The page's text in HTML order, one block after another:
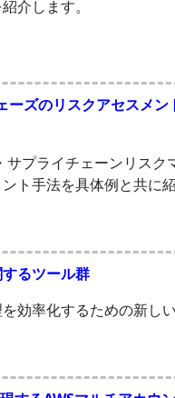
介します。
ーズのリスクアセスメン
プライチェーンリスク
ト手法を具体例と共に
るツール群
効率化するための新し